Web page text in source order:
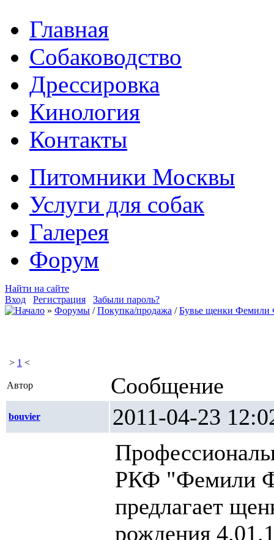
Главная
Собаководство
Дрессировка
Кинология
Контакты
Питомники Москвы
Услуги для собак
Галерея
Форум
Найти на сайте
Вход
Регистрация
Забыли пароль?
» Форумы /Покупка/продажа /Бувье щенки Фемили
> 1 <
Автор Сообщение
bouvier 2011-04-23
РКФ "Фемили
предлагает
рождения